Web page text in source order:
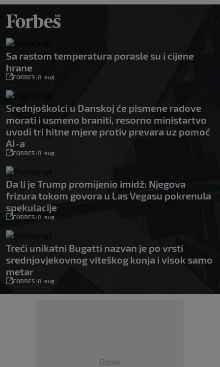
Sa rastom temperatura porasle su i cijene
hrane
FORBES| 8. aug.
Srednjoškolci u Danskoj će pismene radove
morati i usmeno braniti, resorno ministartvo
uvodi tri hitne mjere protiv prevara uz pomoć
AI-a
FORBES| 8. aug.
Da li je Trump promijenio imidž: Njegova
frizura tokom govora u Las Vegasu pokrenula
spekulacije
FORBES| 8. aug.
Treći unikatni Bugatti nazvan je po vrsti
srednjovjekovnog viteškog konja i visok samo
metar
FORBES| 8. aug.
Oglas